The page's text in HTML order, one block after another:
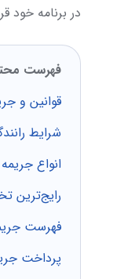
در برنامه خود
فهرست
قوانین و
شرایط
انواع
رایج‌ترین
فهرست جریمه
پرداخت